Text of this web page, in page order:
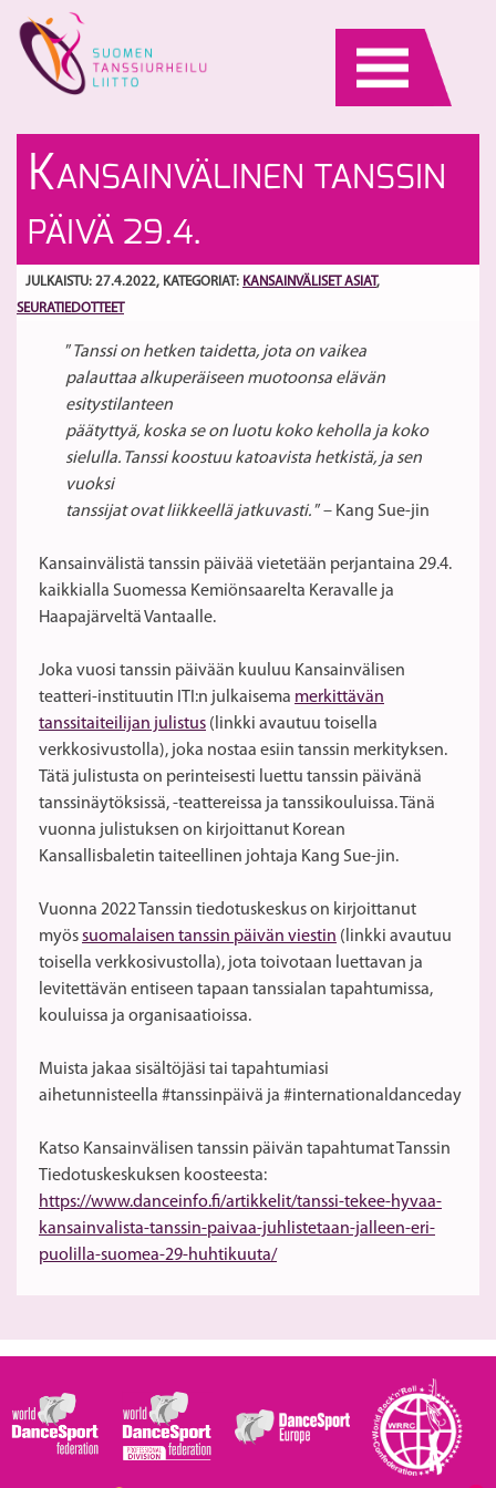
content
KANSAINVÄLINEN TANSSIN
PÄIVÄ 29.4.
JULKAISTU: 27.4.2022, KATEGORIAT: KANSAINVÄLISET ASIAT ,
SEURATIEDOTTEET
”Tanssi on hetken taidetta, jota on vaikea
palauttaa alkuperäiseen muotoonsa elävän
esitystilanteen
päätyttyä, koska se on luotu koko keholla ja koko
sielulla. Tanssi koostuu katoavista hetkistä, ja sen
vuoksi
tanssijat ovat liikkeellä jatkuvasti.” – Kang Sue-jin
Kansainvälistä tanssin päivää vietetään perjantaina 29.4.
kaikkialla Suomessa Kemiönsaarelta Keravalle ja
Haapajärveltä Vantaalle.
Joka vuosi tanssin päivään kuuluu Kansainvälisen
teatteri-instituutin ITI:n julkaisema merkittävän
tanssitaiteilijan julistus (linkki avautuu toisella
verkkosivustolla), joka nostaa esiin tanssin merkityksen.
Tätä julistusta on perinteisesti luettu tanssin päivänä
tanssinäytöksissä, -teattereissa ja tanssikouluissa. Tänä
vuonna julistuksen on kirjoittanut Korean
Kansallisbaletin taiteellinen johtaja Kang Sue-jin.
Vuonna 2022 Tanssin tiedotuskeskus on kirjoittanut
myössuomalaisen tanssin päivän viestin (linkki avautuu
toisella verkkosivustolla), jota toivotaan luettavan ja
levitettävän entiseen tapaan tanssialan tapahtumissa,
kouluissa ja organisaatioissa.
Muista jakaa sisältöjäsi tai tapahtumiasi
aihetunnisteella #tanssinpäivä ja #internationaldanceday
Katso Kansainvälisen tanssin päivän tapahtumat Tanssin
Tiedotuskeskuksen koosteesta:
https://www.danceinfo.fi/artikkelit/tanssi-tekee-hyvaa-
kansainvalista-tanssin-paivaa-juhlistetaan-jalleen-eri-
puolilla-suomea-29-huhtikuuta/